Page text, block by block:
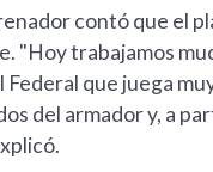
contó que el
"Hoy trabajamos
que juega
del armador y, a